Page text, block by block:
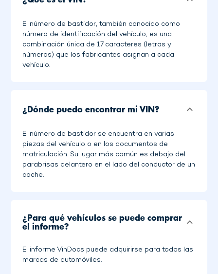
El número de bastidor, también conocido como
número de identificación del vehículo, es una
combinación única de 17 caracteres (letras y
números) que los fabricantes asignan a cada
vehículo.
¿Dónde puedo encontrar mi VIN?
El número de bastidor se encuentra en varias
piezas del vehículo o en los documentos de
matriculación. Su lugar más común es debajo del
parabrisas delantero en el lado del conductor de un
coche.
¿Para qué vehículos se puede comprar
el informe?
El informe VinDocs puede adquirirse para todas las
marcas de automóviles.